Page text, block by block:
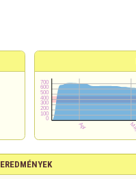
EREDMÉNYEK